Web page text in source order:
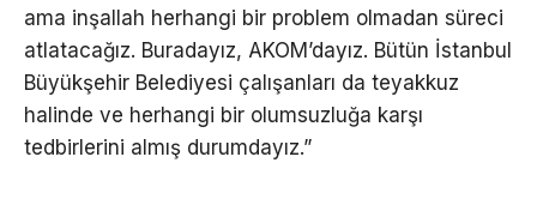
ama inşallah herhangi bir problem olmadan süreci
atlatacağız. Buradayız, AKOM’dayız. Bütün İstanbul
Büyükşehir Belediyesi çalışanları da teyakkuz
halinde ve herhangi bir olumsuzluğa karşı
tedbirlerini almış durumdayız.”